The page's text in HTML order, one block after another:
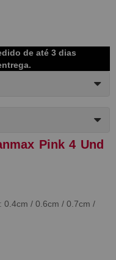
de até 3 dias
Pink 4 Und
0.4cm / 0.6cm / 0.7cm /